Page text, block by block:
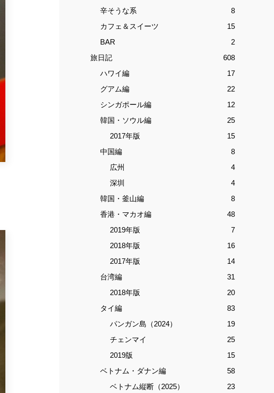
辛そうな系
8
カフェ＆スイーツ
15
BAR
2
旅日記
608
ハワイ編
17
グアム編
22
シンガポール編
12
韓国・ソウル編
25
2017年版
15
中国編
8
広州
4
深圳
4
韓国・釜山編
8
香港・マカオ編
48
2019年版
7
2018年版
16
2017年版
14
台湾編
31
2018年版
20
タイ編
83
パンガン島（2024）
19
チェンマイ
25
2019版
15
ベトナム・ダナン編
58
ベトナム縦断（2025）
23